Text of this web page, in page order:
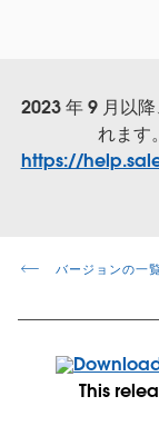
2023 年 9 月以
れます
https://
バージョンの一
This